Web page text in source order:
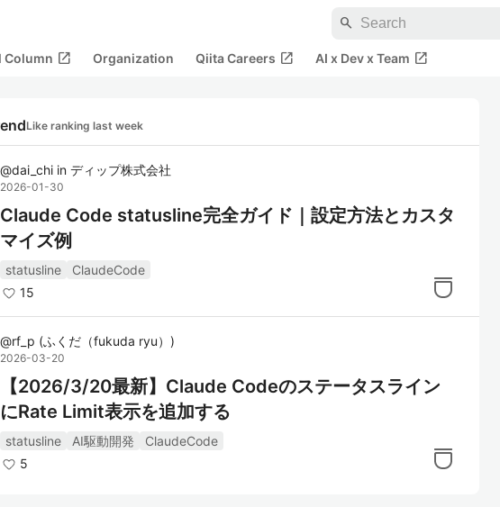
search
Column open_in_new Organization Qiita Careers open_in_new AI x Dev x Team open_in_new
Like ranking last week
@dai_chi in ディップ株式会社
2026-01-30
Claude Code statusline完全ガイド｜設定方法とカスタ
マイズ例
statusline
ClaudeCode
15
@rf_p (ふくだ（fukuda ryu） )
2026-03-20
【2026/3/20最新】Claude Codeのステータスライン
にRate Limit表示を追加する
statusline AI駆動開発
ClaudeCode
5